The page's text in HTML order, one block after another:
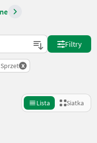
Filtry
x
Lista Siatka